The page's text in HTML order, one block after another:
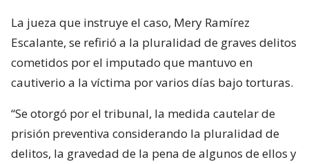
La jueza que instruye el caso, Mery Ramírez
Escalante, se refirió a la pluralidad de graves delitos
cometidos por el imputado que mantuvo en
cautiverio a la víctima por varios días bajo torturas.
“Se otorgó por el tribunal, la medida cautelar de
prisión preventiva considerando la pluralidad de
delitos, la gravedad de la pena de algunos de ellos y